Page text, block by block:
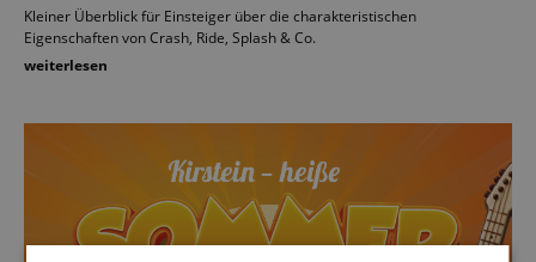
Kleiner Überblick für Einsteiger über die charakteristischen
Eigenschaften von Crash, Ride, Splash & Co.
weiterlesen